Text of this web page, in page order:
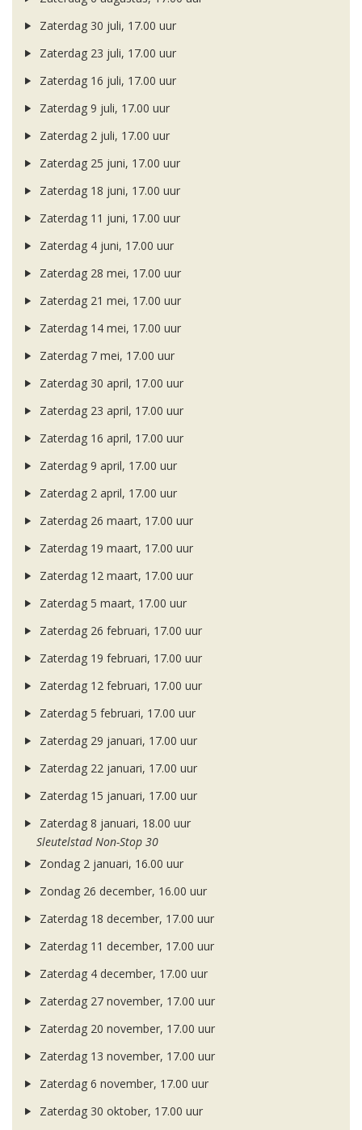
Zaterdag 30 juli, 17.00 uur
Zaterdag 23 juli, 17.00 uur
Zaterdag 16 juli, 17.00 uur
Zaterdag 9 juli, 17.00 uur
Zaterdag 2 juli, 17.00 uur
Zaterdag 25 juni, 17.00 uur
Zaterdag 18 juni, 17.00 uur
Zaterdag 11 juni, 17.00 uur
Zaterdag 4 juni, 17.00 uur
Zaterdag 28 mei, 17.00 uur
Zaterdag 21 mei, 17.00 uur
Zaterdag 14 mei, 17.00 uur
Zaterdag 7 mei, 17.00 uur
Zaterdag 30 april, 17.00 uur
Zaterdag 23 april, 17.00 uur
Zaterdag 16 april, 17.00 uur
Zaterdag 9 april, 17.00 uur
Zaterdag 2 april, 17.00 uur
Zaterdag 26 maart, 17.00 uur
Zaterdag 19 maart, 17.00 uur
Zaterdag 12 maart, 17.00 uur
Zaterdag 5 maart, 17.00 uur
Zaterdag 26 februari, 17.00 uur
Zaterdag 19 februari, 17.00 uur
Zaterdag 12 februari, 17.00 uur
Zaterdag 5 februari, 17.00 uur
Zaterdag 29 januari, 17.00 uur
Zaterdag 22 januari, 17.00 uur
Zaterdag 15 januari, 17.00 uur
Zaterdag 8 januari, 18.00 uur
Sleutelstad Non-Stop 30
Zondag 2 januari, 16.00 uur
Zondag 26 december, 16.00 uur
Zaterdag 18 december, 17.00 uur
Zaterdag 11 december, 17.00 uur
Zaterdag 4 december, 17.00 uur
Zaterdag 27 november, 17.00 uur
Zaterdag 20 november, 17.00 uur
Zaterdag 13 november, 17.00 uur
Zaterdag 6 november, 17.00 uur
Zaterdag 30 oktober, 17.00 uur